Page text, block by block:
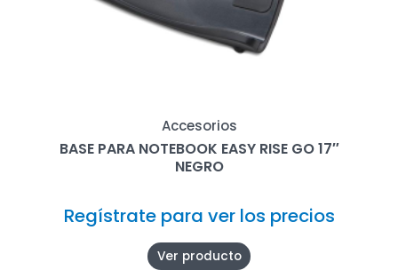
Accesorios
BASE PARA NOTEBOOK EASY RISE GO 17″
NEGRO
Regístrate para ver los precios
Ver producto